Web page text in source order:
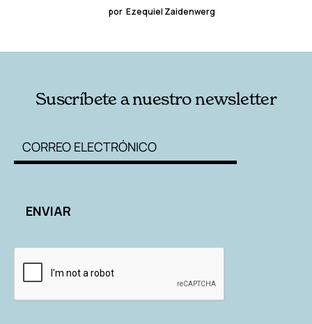
por Ezequiel Zaidenwerg
Suscríbete a nuestro newsletter